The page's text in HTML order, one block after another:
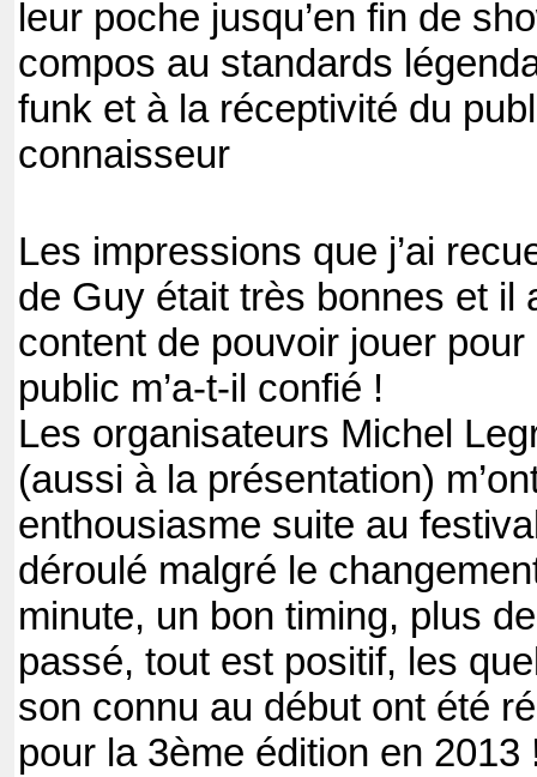
leur poche jusqu’en fin de
compos au standards
funk et à la réceptivité du
connaisseur
Les impressions que j’ai
de Guy était très bonnes et il
content de pouvoir jouer
public m’a-t-il confié !
Les organisateurs Michel
(aussi à la présentation)
enthousiasme suite au
déroulé malgré le
minute, un bon timing, plus
passé, tout est positif, les
son connu au début ont été
pour la 3ème édition en 2013